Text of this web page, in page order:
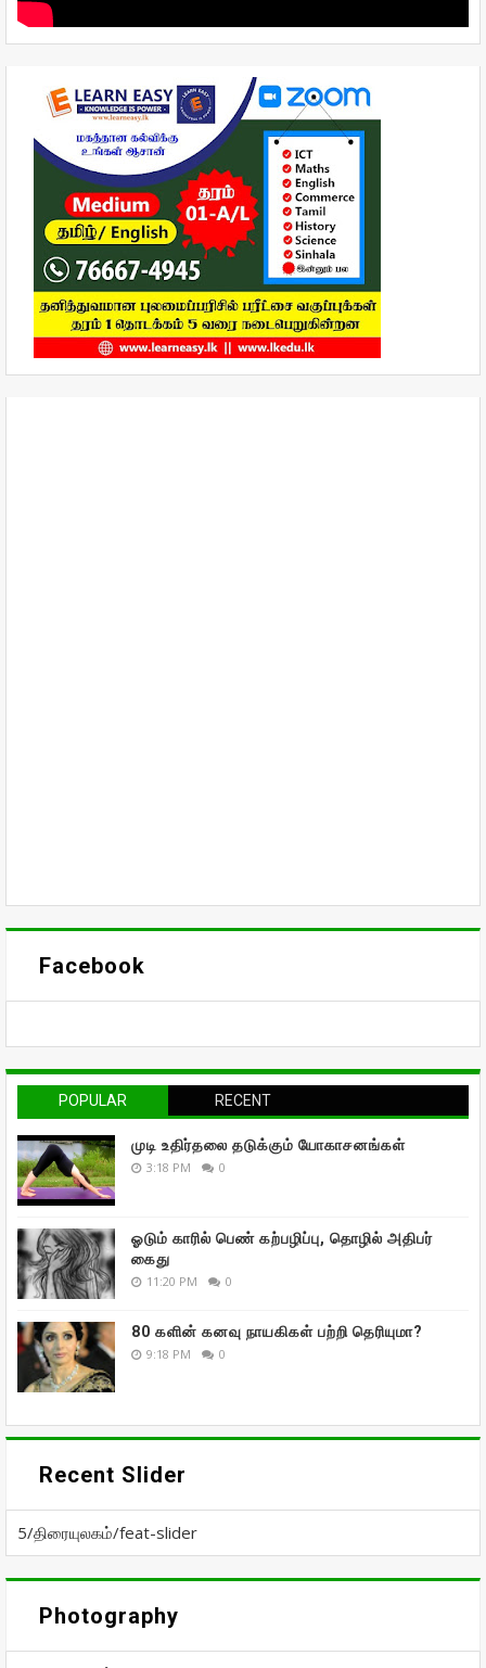
Facebook
POPULAR RECENT
முடி உதிர்தலை தடுக்கும் யோகாசனங்கள்
3:18 PM 0
ஓடும் காரில் பெண் கற்பழிப்பு, தொழில் அதிபர்
கைது
11:20 PM 0
80 களின் கனவு நாயகிகள் பற்றி தெரியுமா?
9:18 PM 0
Recent Slider
5/திரையுலகம்/feat-slider
Photography